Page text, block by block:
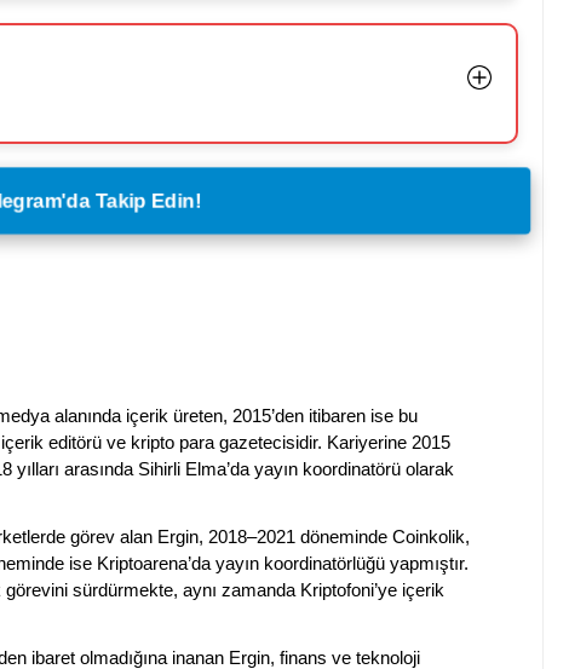
Takip Edin!
alanında içerik üreten, 2015’den itibaren ise bu
editörü ve kripto para gazetecisidir. Kariyerine 2015
yılları arasında Sihirli Elma’da yayın koordinatörü olarak
görev alan Ergin, 2018–2021 döneminde Coinkolik,
ise Kriptoarena’da yayın koordinatörlüğü yapmıştır.
sürdürmekte, aynı zamanda Kriptofoni’ye içerik
ibaret olmadığına inanan Ergin, finans ve teknoloji